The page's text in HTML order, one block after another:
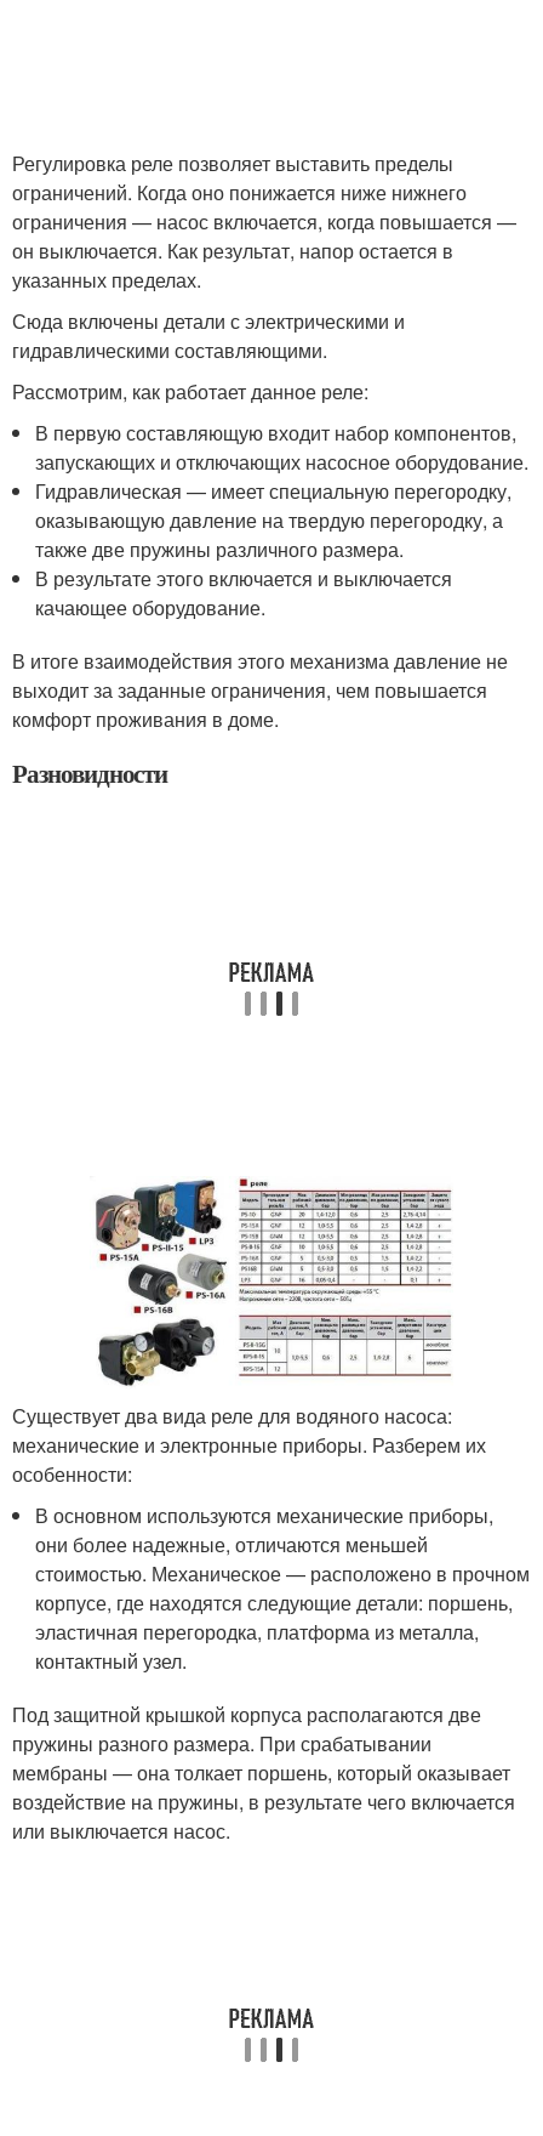
Регулировка реле позволяет выставить пределы
ограничений. Когда оно понижается ниже нижнего
ограничения — насос включается, когда повышается —
он выключается. Как результат, напор остается в
указанных пределах.
Сюда включены детали с электрическими и
гидравлическими составляющими.
Рассмотрим, как работает данное реле:
В первую составляющую входит набор компонентов,
запускающих и отключающих насосное оборудование.
Гидравлическая — имеет специальную перегородку,
оказывающую давление на твердую перегородку, а
также две пружины различного размера.
В результате этого включается и выключается
качающее оборудование.
В итоге взаимодействия этого механизма давление не
выходит за заданные ограничения, чем повышается
комфорт проживания в доме.
Разновидности
Существует два вида реле для водяного насоса:
механические и электронные приборы. Разберем их
особенности:
В основном используются механические приборы,
они более надежные, отличаются меньшей
стоимостью. Механическое — расположено в прочном
корпусе, где находятся следующие детали: поршень,
эластичная перегородка, платформа из металла,
контактный узел.
Под защитной крышкой корпуса располагаются две
пружины разного размера. При срабатывании
мембраны — она толкает поршень, который оказывает
воздействие на пружины, в результате чего включается
или выключается насос.